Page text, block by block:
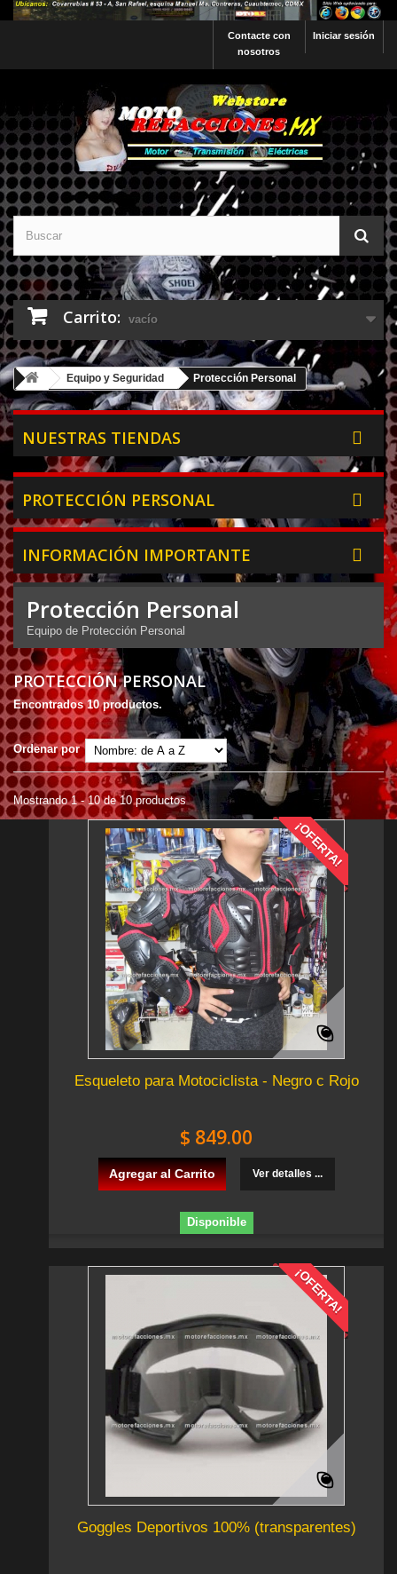
Iniciar sesión
Contacte con
nosotros
Carrito: vacío
Equipo y Seguridad Protección Personal
NUESTRAS TIENDAS
PROTECCIÓN PERSONAL
INFORMACIÓN IMPORTANTE
Protección Personal
Equipo de Protección Personal
PROTECCIÓN PERSONAL
Encontrados 10 productos.
Ordenar por
Mostrando 1 - 10 de 10 productos
¡OFERTA!
Esqueleto para Motociclista - Negro c Rojo
$ 849.00
Agregar al Carrito Ver detalles ...
Disponible
¡OFERTA!
Goggles Deportivos 100% (transparentes)